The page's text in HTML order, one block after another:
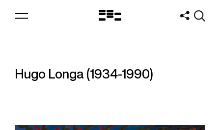
Logo
Hugo Longa (1934-1990)